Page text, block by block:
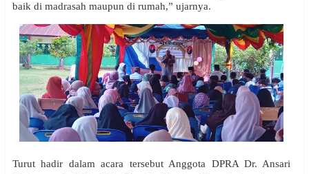
baik di madrasah maupun di rumah,” ujarnya.
Turut hadir dalam acara tersebut Anggota DPRA Dr. Ansari